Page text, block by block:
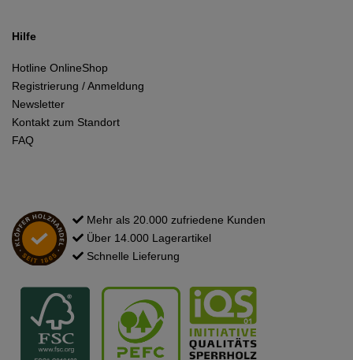
Hilfe
Hotline OnlineShop
Registrierung / Anmeldung
Newsletter
Kontakt zum Standort
FAQ
Mehr als 20.000 zufriedene Kunden
Über 14.000 Lagerartikel
Schnelle Lieferung